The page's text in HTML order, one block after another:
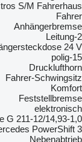
S/M Fahrerhaus
Fahrer
Anhängerbremse
2-Leitung
24 V
15-polig
Drucklufthorn
Fahrer-Schwingsitz
Komfort
Feststellbremse
elektronisch
G 211-12/14,93-1,0
PowerShift 3
Nebenabtrieb